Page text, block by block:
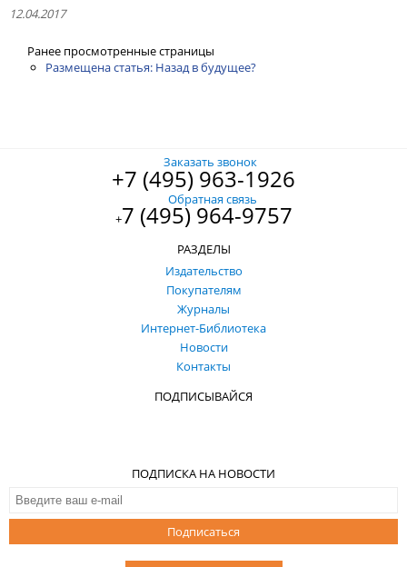
12.04.2017
Ранее просмотренные страницы
Размещена статья: Назад в будущее?
Заказать звонок
+7 (495) 963-1926
Обратная связь
+7 (495) 964-9757
РАЗДЕЛЫ
Издательство
Покупателям
Журналы
Интернет-Библиотека
Новости
Контакты
ПОДПИСЫВАЙСЯ
ПОДПИСКА НА НОВОСТИ
Подписаться